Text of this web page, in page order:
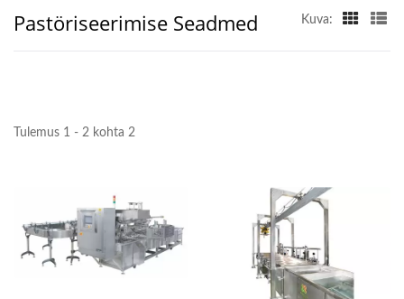
Pastöriseerimise Seadmed Kuva:
Tulemus 1 - 2 kohta 2